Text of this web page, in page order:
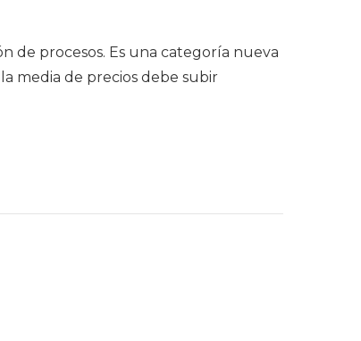
de procesos. Es una categoría nueva
media de precios debe subir